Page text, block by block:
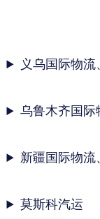
义乌国际物
乌鲁木齐国际
新疆国际物流
莫斯科汽运